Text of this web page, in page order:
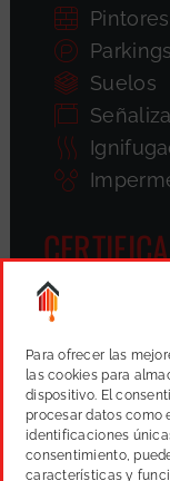
Para ofrecer las
las cookies para
dispositivo. El
procesar datos como
identificaciones
consentimiento,
características y
Parkings
Suelos